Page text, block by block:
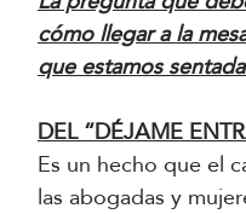
cómo llegar a la
que estamos
DEL “DÉJAME
Es un hecho que el
las abogadas y